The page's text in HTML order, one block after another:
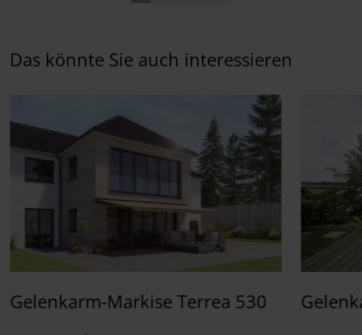
Das könnte Sie auch interessieren
Gelenkarm-Markise Terrea 530